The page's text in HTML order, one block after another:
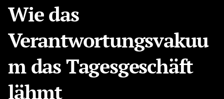
Wie das
Verantwortungsvakuu
m das Tagesgeschäft
lähmt